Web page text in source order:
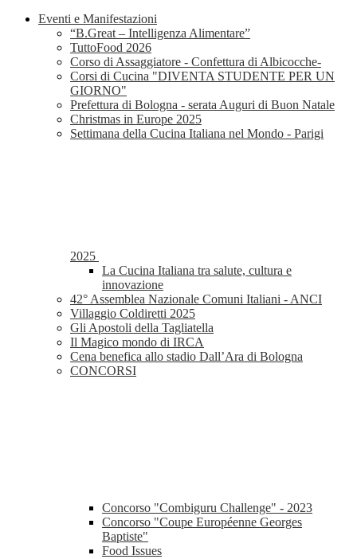
Eventi e Manifestazioni
“B.Great – Intelligenza Alimentare”
TuttoFood 2026
Corso di Assaggiatore - Confettura di Albicocche-
Corsi di Cucina "DIVENTA STUDENTE PER UN
GIORNO"
Prefettura di Bologna - serata Auguri di Buon Natale
Christmas in Europe 2025
Settimana della Cucina Italiana nel Mondo - Parigi
2025
La Cucina Italiana tra salute, cultura e
innovazione
42° Assemblea Nazionale Comuni Italiani - ANCI
Villaggio Coldiretti 2025
Gli Apostoli della Tagliatella
Il Magico mondo di IRCA
Cena benefica allo stadio Dall’Ara di Bologna
CONCORSI
Concorso "Combiguru Challenge" - 2023
Concorso "Coupe Européenne Georges
Baptiste"
Food Issues